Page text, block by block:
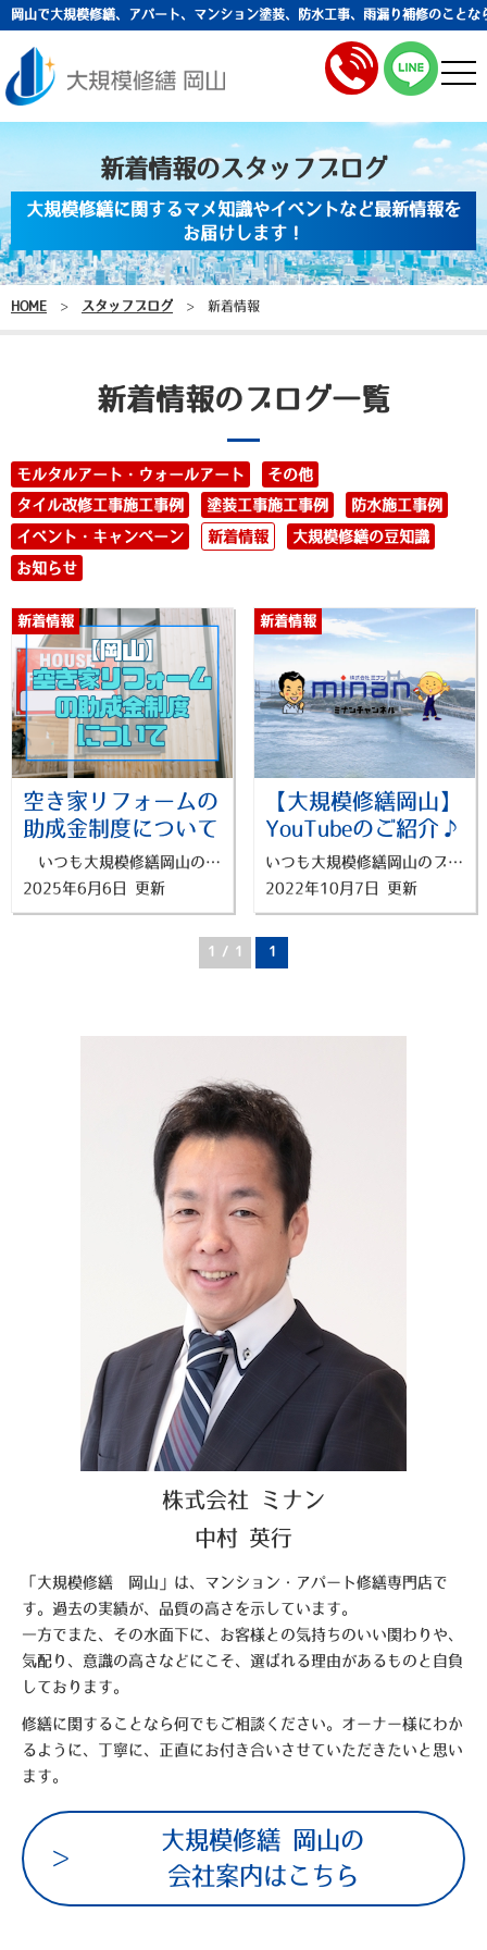
岡山で大規模修繕、アパート、マンション塗装、防水工事、雨漏り補修のことな
新着情報のスタッフブログ
大規模修繕に関するマメ知識やイベントなど最新情報を
お届けします！
HOME > スタッフブログ > 新着情報
新着情報のブログ一覧
モルタルアート・ウォールアート
その他
タイル改修工事施工事例
塗装工事施工事例 防水施工事例
イベント・キャンペーン 新着情報 大規模修繕の豆知識
お知らせ
空き家リフォームの
助成金制度について
いつも大規模修繕岡山のブログをご覧いただきありがとうございます
2025年6月6日 更新
新着情報
【大規模修繕岡山】
YouTubeのご紹介♪
いつも大規模修繕岡山のブログをご覧いただきありがとうございます
2022年10月7日 更新
新着情報
1 / 1 1
「大規模修繕 岡山」は、マンション・アパート修繕専門店で
す。過去の実績が、品質の高さを示しています。
一方でまた、その水面下に、お客様との気持ちのいい関わりや、
気配り、意識の高さなどにこそ、選ばれる理由があるものと自負
しております。
修繕に関することなら何でもご相談ください。オーナー様にわか
るように、丁寧に、正直にお付き合いさせていただきたいと思い
ます。
大規模修繕 岡山の
会社案内はこちら
株式会社 ミナン
中村 英行